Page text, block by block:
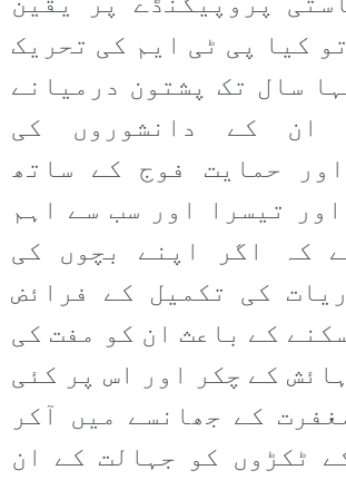
کیا پی ٹی ایم کی تحریک
سال تک پشتون درمیانے
ان کے دانشوروں کی
حمایت فوج کے ساتھ
تیسرا اور سب سے اہم
کہ اگر اپنے بچوں کی
کی تکمیل کے فرائض
کے باعث ان کو مفت کی
کے چکر اور اس پر کئی
کے جھانسے میں آکر
ٹکڑوں کو جہالت کے ان